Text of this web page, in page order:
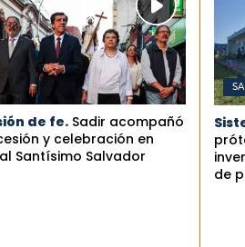
de fe. Sadir acompañó
y celebración en
Santísimo Salvador
de